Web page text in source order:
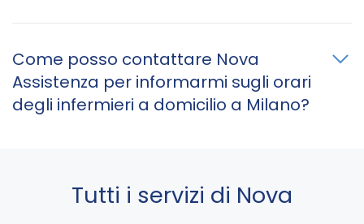
Come posso contattare Nova
Assistenza per informarmi sugli orari
degli infermieri a domicilio a Milano?
Tutti i servizi di Nova